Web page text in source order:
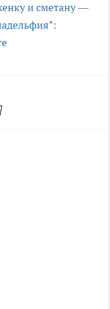
и сметану —